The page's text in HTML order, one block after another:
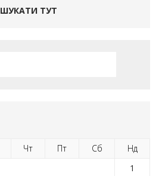
ШУКАТИ ТУТ
Чт Пт Сб
Нд
1